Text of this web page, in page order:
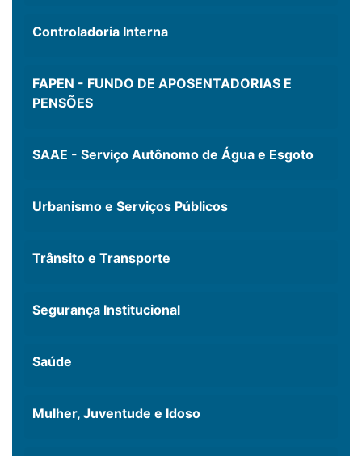
Controladoria Interna
FAPEN - FUNDO DE APOSENTADORIAS E
PENSÕES
SAAE - Serviço Autônomo de Água e Esgoto
Urbanismo e Serviços Públicos
Trânsito e Transporte
Segurança Institucional
Saúde
Mulher, Juventude e Idoso